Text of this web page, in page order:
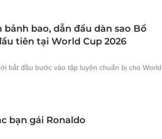
bảnh bao, dẫn đầu dàn sao Bồ
tiên tại World Cup 2026
bắt đầu bước vào tập luyện chuẩn bị cho World
bạn gái Ronaldo